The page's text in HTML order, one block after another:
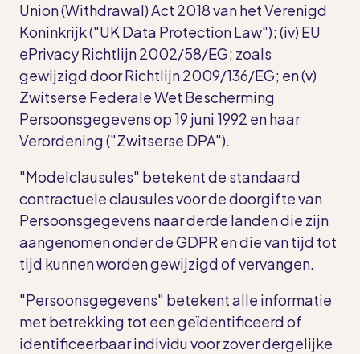
Union (Withdrawal) Act 2018 van het Verenigd
Koninkrijk ("UK Data Protection Law"); (iv) EU
ePrivacy Richtlijn 2002/58/EG; zoals
gewijzigd door Richtlijn 2009/136/EG; en (v)
Zwitserse Federale Wet Bescherming
Persoonsgegevens op 19 juni 1992 en haar
Verordening ("Zwitserse DPA").
"Modelclausules" betekent de standaard
contractuele clausules voor de doorgifte van
Persoonsgegevens naar derde landen die zijn
aangenomen onder de GDPR en die van tijd tot
tijd kunnen worden gewijzigd of vervangen.
"Persoonsgegevens" betekent alle informatie
met betrekking tot een geïdentificeerd of
identificeerbaar individu voor zover dergelijke